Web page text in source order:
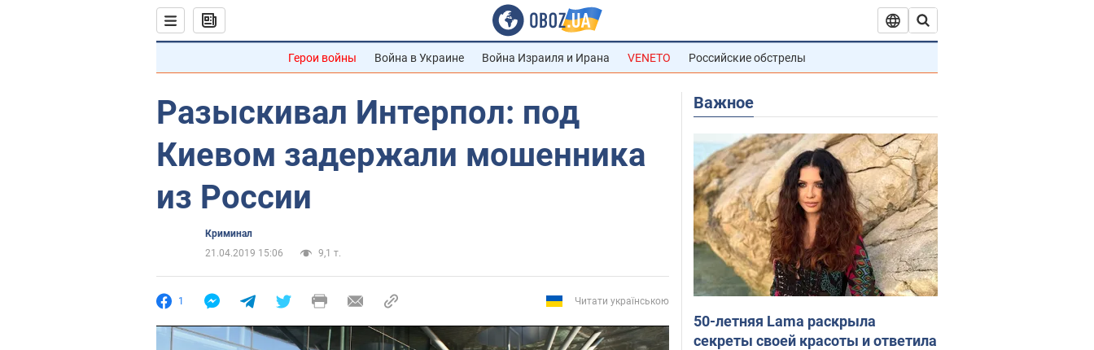
Герои войны Война в Украине Война Израиля и Ирана VENETO Российские обстрелы
Разыскивал Интерпол: под
Киевом задержали мошенника
из России
Криминал
21.04.2019 15:06
9,1 т.
1 Читати українською
Важное
50-летняя Lama раскрыла
секреты своей красоты и ответила